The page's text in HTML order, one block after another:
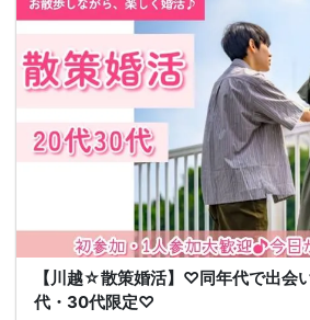
【川越☆散策婚活】♡同年代で出会
代・30代限定♡